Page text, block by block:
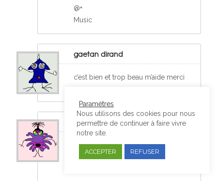
@+
Music
gaetan dirand
c’est bien et trop beau m’aide merci
lola
je trouve que c’est trop beau et sa
Paramètres
Nous utilisons des cookies pour nous
permettre de continuer à faire vivre
notre site.
ACCEPTER REFUSER